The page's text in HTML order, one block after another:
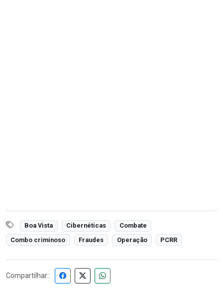
Boa Vista Cibernéticas
Combate
Combo criminoso
Fraudes Operação PCRR
Compartilhar: